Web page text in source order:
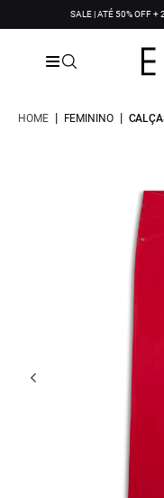
SALE | ATÉ 50% OFF +
HOME | FEMININO |